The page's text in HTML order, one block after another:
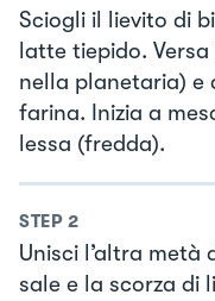
Sciogli il lievito di
latte tiepido.
nella planetaria) e
farina. Inizia a
lessa (fredda).
STEP 2
Unisci l’altra metà
sale e la scorza di